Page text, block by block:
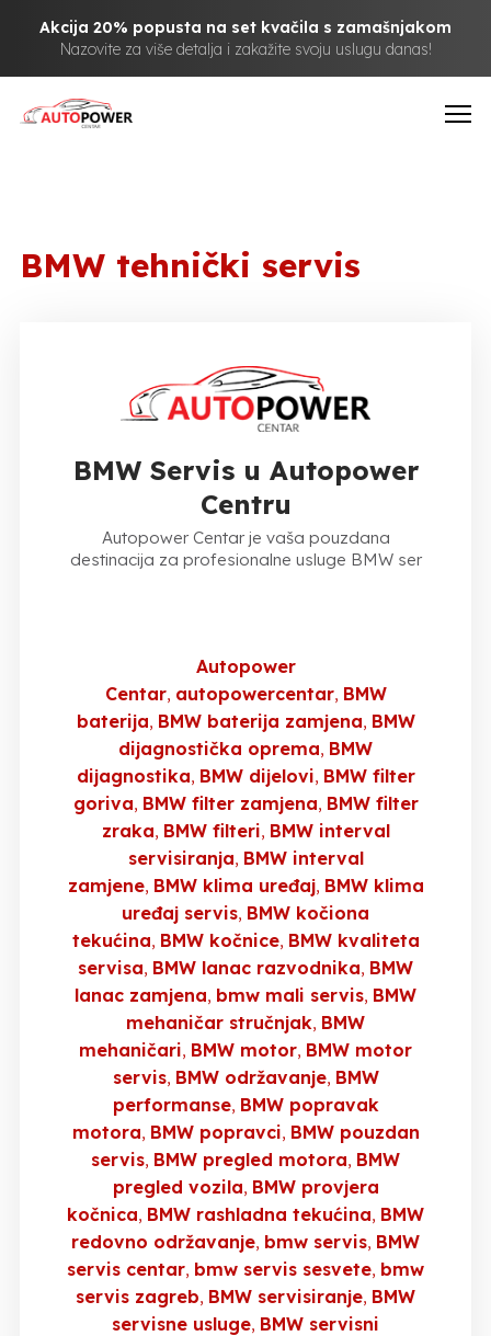
Akcija 20% popusta na set kvačila s zamašnjakom
Nazovite za više detalja i zakažite svoju uslugu danas!
BMW tehnički servis
BMW Servis u Autopower
Centru
Autopower Centar je vaša pouzdana
destinacija za profesionalne usluge BMW ser
Autopower
Centar autopowercentar BMW
baterija BMW baterija zamjena BMW
dijagnostička oprema BMW
dijagnostika BMW dijelovi BMW filter
goriva BMW filter zamjena BMW filter
zraka BMW filteri BMW interval
servisiranja BMW interval
zamjene BMW klima uređaj BMW klima
uređaj servis BMW kočiona
tekućina BMW kočnice BMW kvaliteta
servisa BMW lanac razvodnika BMW
lanac zamjena bmw mali servis BMW
mehaničar stručnjak BMW
mehaničari BMW motor BMW motor
servis BMW održavanje BMW
performanse BMW popravak
motora BMW popravci BMW pouzdan
servis BMW pregled motora BMW
pregled vozila BMW provjera
kočnica BMW rashladna tekućina BMW
redovno održavanje bmw servis BMW
servis centar bmw servis sesvete bmw
servis zagreb BMW servisiranje BMW
servisne usluge BMW servisni